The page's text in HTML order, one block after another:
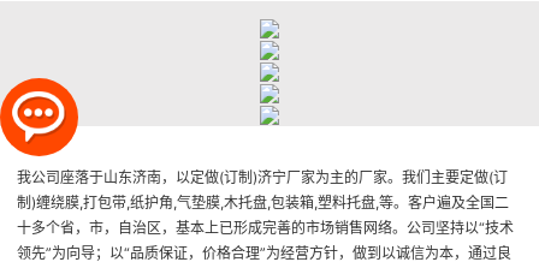
我公司座落于山东济南，以定做(订制)济宁厂家为主的厂家。我们主要定做(订
制)缠绕膜,打包带,纸护角,气垫膜,木托盘,包装箱,塑料托盘,等。客户遍及全国二
十多个省，市，自治区，基本上已形成完善的市场销售网络。公司坚持以“技术
领先”为向导；以“品质保证，价格合理”为经营方针，做到以诚信为本，通过良